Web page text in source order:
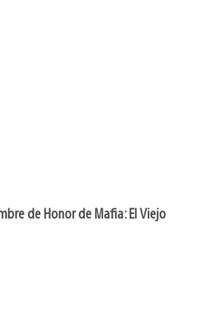
de Honor de Mafia: El Viejo